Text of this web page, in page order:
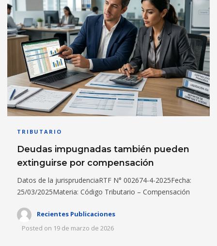
TRIBUTARIO
Deudas impugnadas también pueden
extinguirse por compensación
Datos de la jurisprudenciaRTF N° 002674-4-2025Fecha:
25/03/2025Materia: Código Tributario – Compensación
Recientes Publicaciones
Posted on 19 de marzo de 2026